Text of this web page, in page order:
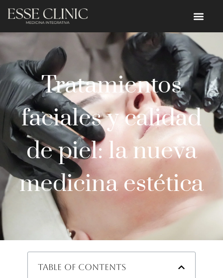
Tratamientos
faciales y calidad
de piel: la nueva
medicina estética
Table of Contents